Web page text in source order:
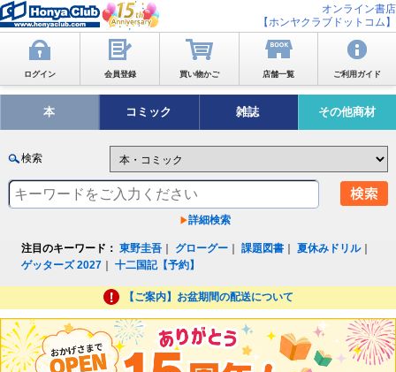
オンライン書店
【ホンヤクラブドットコム】
ログイン 会員登録 買い物かご 店舗一覧 ご利用ガイド
本 コミック 雑誌 その他商材
検索
詳細検索
注目のキーワード： 東野圭吾 グローグー ｜課題図書 ｜夏休みドリル｜
ゲッターズ 2027 ｜十二国記【予約】
【ご案内】お盆期間の配送について